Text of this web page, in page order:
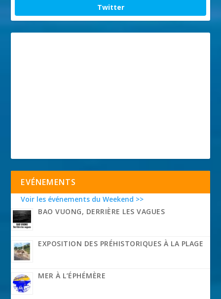
Twitter
EVÉNEMENTS
Voir les événements du Weekend >>
BAO VUONG, DERRIÈRE LES VAGUES
EXPOSITION DES PRÉHISTORIQUES À LA PLAGE
MER À L’ÉPHÉMÈRE